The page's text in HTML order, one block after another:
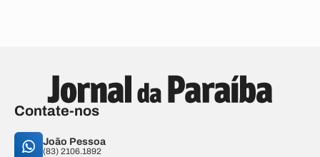
Contate-nos
João Pessoa
(83) 2106.1892